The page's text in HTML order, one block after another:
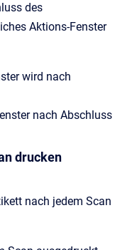
des
Aktions-Fenster
wird nach
nach Abschluss
drucken
nach jedem Scan